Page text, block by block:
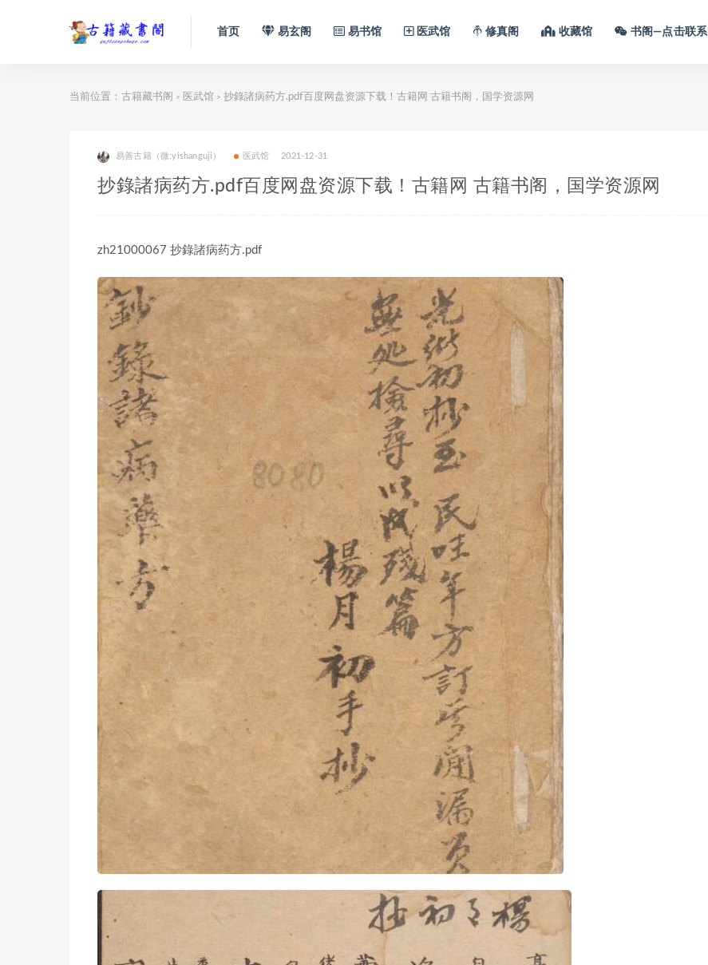
首页 易玄阁 易书馆 医武馆 修真阁 收藏馆 书阁—点击联系
当前位置： 古籍藏书阁 > 医武馆 > 抄錄諸病药方.pdf百度网盘资源下载！古籍网 古籍书阁，国学资源网
易善古籍（微:yishanguji） 医武馆 2021-12-31
抄錄諸病药方.pdf百度网盘资源下载！古籍网 古籍书阁，国学资源网
zh21000067 抄錄諸病药方.pdf